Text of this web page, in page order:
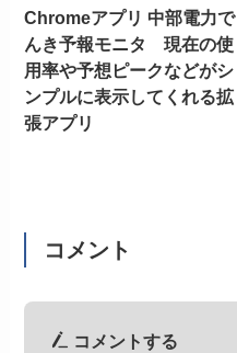
Chromeアプリ 中部電力で
んき予報モニタ 現在の使
用率や予想ピークなどがシ
ンプルに表示してくれる拡
張アプリ
コメント
コメントする